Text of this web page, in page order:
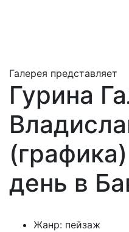
Галерея представляет
Гурина
день в
Жанр: пейзаж